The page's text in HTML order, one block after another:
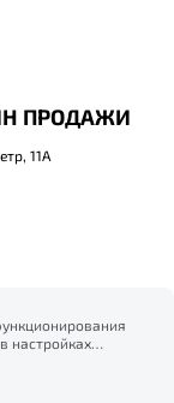
ПРОДАЖИ
11А
настройках
и